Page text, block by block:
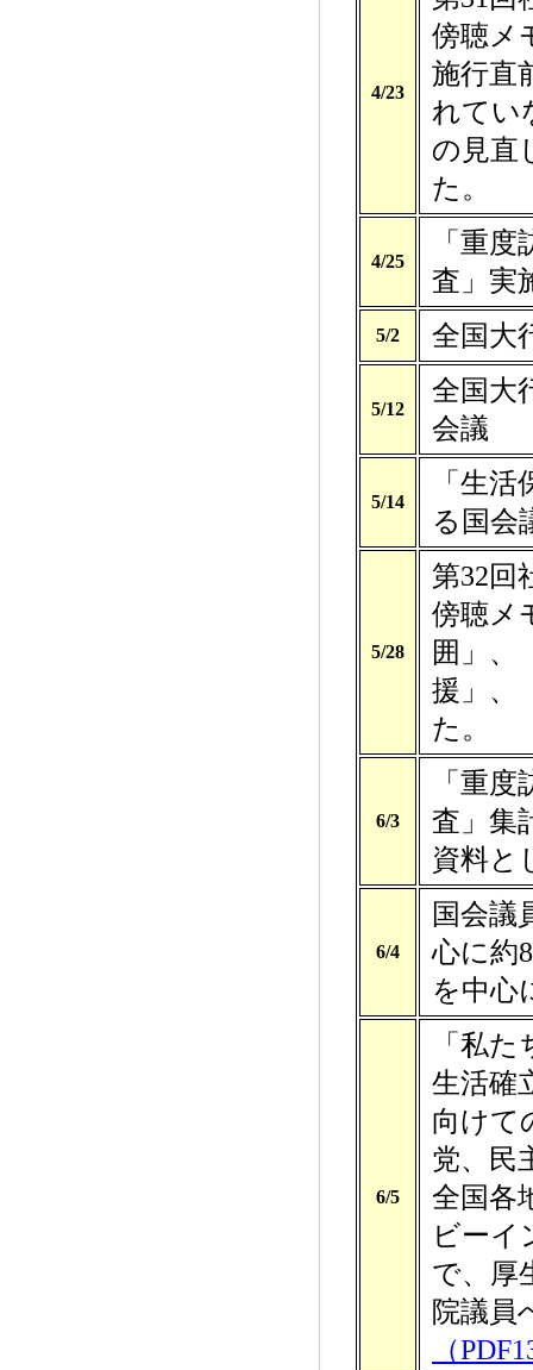
4/23
傍聴メ
施行直
れてい
の見直
た。
4/25
「重
査」実
5/2 全国大
5/12
全国大
会議
5/14
「生
る国会
5/28
第32回
傍聴メ
囲」、
援」、
た。
6/3
「重
査」集
資料と
6/4
国会議
心に約
を中心
6/5
「私
生活確
向けて
党、民
全国各
ビーイ
で、厚
院議
（